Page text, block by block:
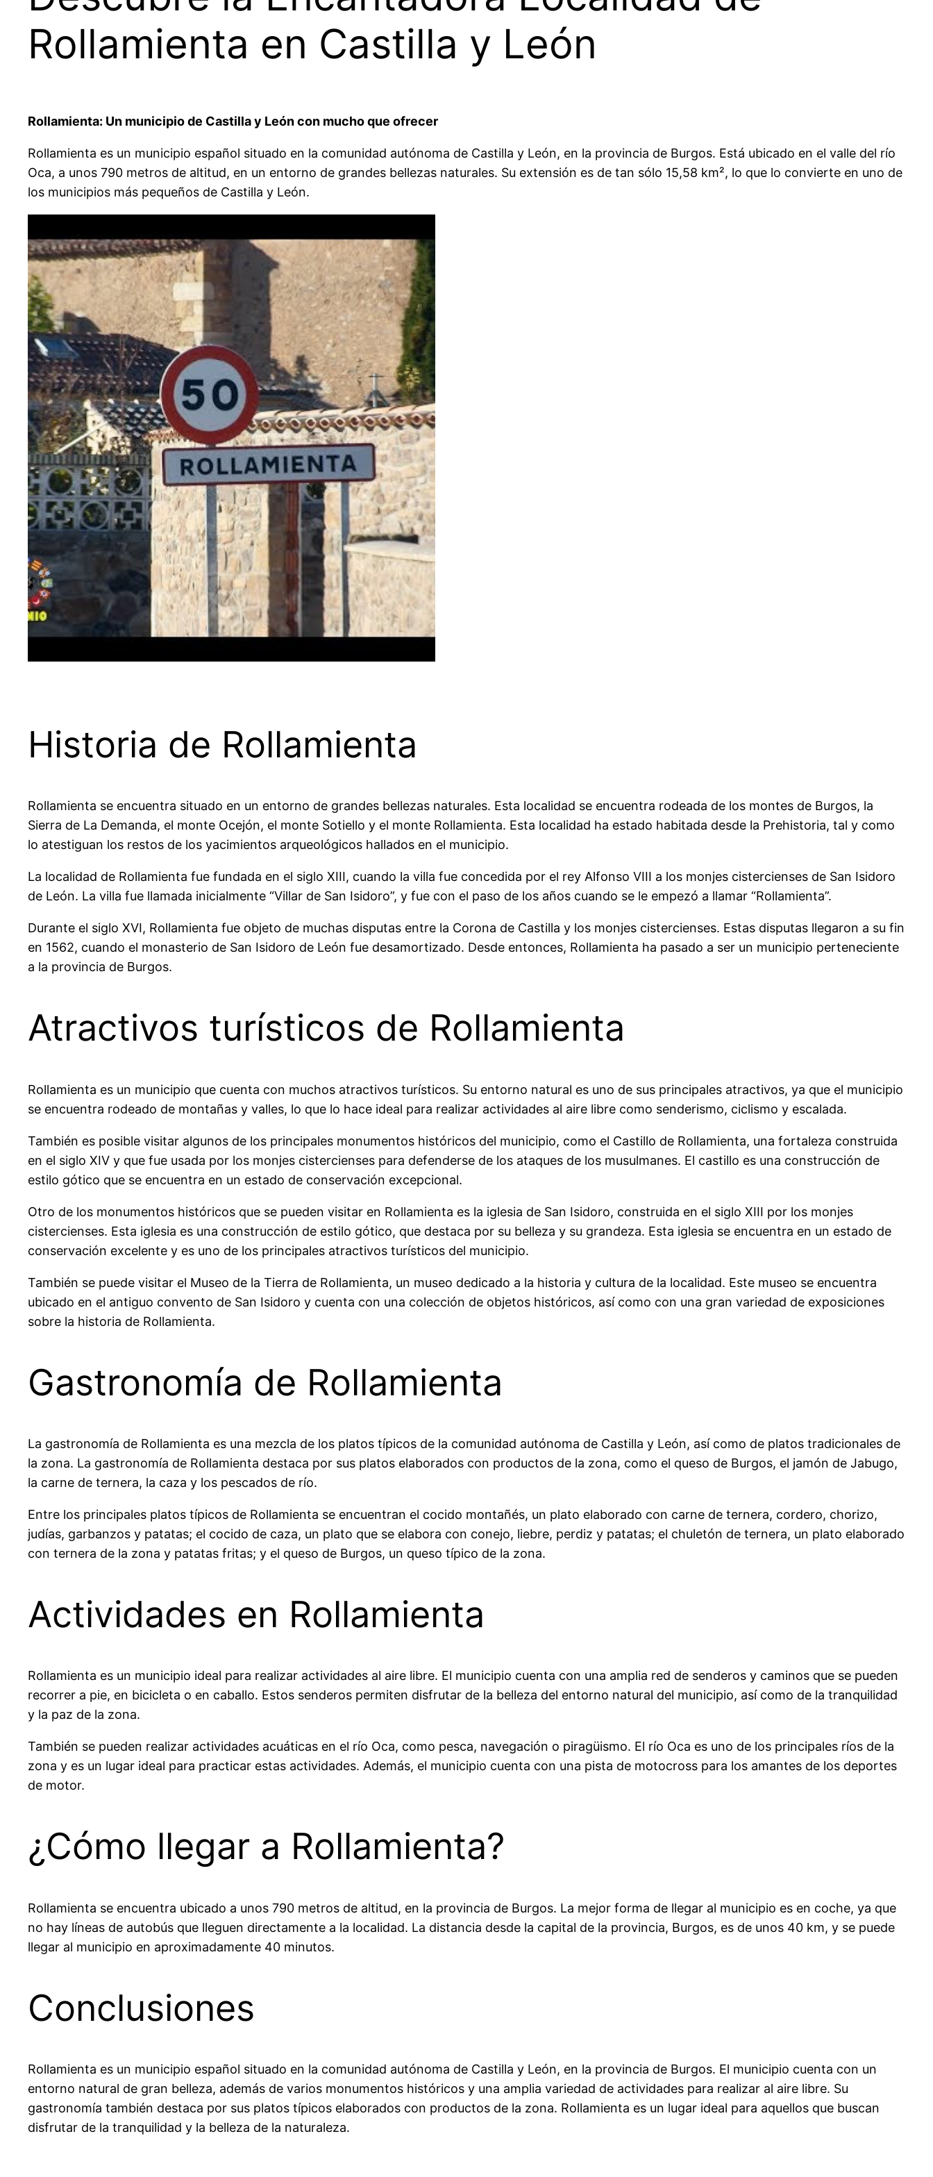
Rollamienta en Castilla y León
Rollamienta: Un municipio de Castilla y León con mucho que ofrecer
Rollamienta es un municipio español situado en la comunidad autónoma de Castilla y León, en la provincia de Burgos. Está ubicado en el valle del río
Oca, a unos 790 metros de altitud, en un entorno de grandes bellezas naturales. Su extensión es de tan sólo 15,58 km², lo que lo convierte en uno de
los municipios más pequeños de Castilla y León.
Historia de Rollamienta
Rollamienta se encuentra situado en un entorno de grandes bellezas naturales. Esta localidad se encuentra rodeada de los montes de Burgos, la
Sierra de La Demanda, el monte Ocejón, el monte Sotiello y el monte Rollamienta. Esta localidad ha estado habitada desde la Prehistoria, tal y como
lo atestiguan los restos de los yacimientos arqueológicos hallados en el municipio.
La localidad de Rollamienta fue fundada en el siglo XIII, cuando la villa fue concedida por el rey Alfonso VIII a los monjes cistercienses de San Isidoro
de León. La villa fue llamada inicialmente “Villar de San Isidoro”, y fue con el paso de los años cuando se le empezó a llamar “Rollamienta”.
Durante el siglo XVI, Rollamienta fue objeto de muchas disputas entre la Corona de Castilla y los monjes cistercienses. Estas disputas llegaron a su fin
en 1562, cuando el monasterio de San Isidoro de León fue desamortizado. Desde entonces, Rollamienta ha pasado a ser un municipio perteneciente
a la provincia de Burgos.
Atractivos turísticos de Rollamienta
Rollamienta es un municipio que cuenta con muchos atractivos turísticos. Su entorno natural es uno de sus principales atractivos, ya que el municipio
se encuentra rodeado de montañas y valles, lo que lo hace ideal para realizar actividades al aire libre como senderismo, ciclismo y escalada.
También es posible visitar algunos de los principales monumentos históricos del municipio, como el Castillo de Rollamienta, una fortaleza construida
en el siglo XIV y que fue usada por los monjes cistercienses para defenderse de los ataques de los musulmanes. El castillo es una construcción de
estilo gótico que se encuentra en un estado de conservación excepcional.
Otro de los monumentos históricos que se pueden visitar en Rollamienta es la iglesia de San Isidoro, construida en el siglo XIII por los monjes
cistercienses. Esta iglesia es una construcción de estilo gótico, que destaca por su belleza y su grandeza. Esta iglesia se encuentra en un estado de
conservación excelente y es uno de los principales atractivos turísticos del municipio.
También se puede visitar el Museo de la Tierra de Rollamienta, un museo dedicado a la historia y cultura de la localidad. Este museo se encuentra
ubicado en el antiguo convento de San Isidoro y cuenta con una colección de objetos históricos, así como con una gran variedad de exposiciones
sobre la historia de Rollamienta.
Gastronomía de Rollamienta
La gastronomía de Rollamienta es una mezcla de los platos típicos de la comunidad autónoma de Castilla y León, así como de platos tradicionales de
la zona. La gastronomía de Rollamienta destaca por sus platos elaborados con productos de la zona, como el queso de Burgos, el jamón de Jabugo,
la carne de ternera, la caza y los pescados de río.
Entre los principales platos típicos de Rollamienta se encuentran el cocido montañés, un plato elaborado con carne de ternera, cordero, chorizo,
judías, garbanzos y patatas; el cocido de caza, un plato que se elabora con conejo, liebre, perdiz y patatas; el chuletón de ternera, un plato elaborado
con ternera de la zona y patatas fritas; y el queso de Burgos, un queso típico de la zona.
Actividades en Rollamienta
Rollamienta es un municipio ideal para realizar actividades al aire libre. El municipio cuenta con una amplia red de senderos y caminos que se pueden
recorrer a pie, en bicicleta o en caballo. Estos senderos permiten disfrutar de la belleza del entorno natural del municipio, así como de la tranquilidad
y la paz de la zona.
También se pueden realizar actividades acuáticas en el río Oca, como pesca, navegación o piragüismo. El río Oca es uno de los principales ríos de la
zona y es un lugar ideal para practicar estas actividades. Además, el municipio cuenta con una pista de motocross para los amantes de los deportes
de motor.
¿Cómo llegar a Rollamienta?
Rollamienta se encuentra ubicado a unos 790 metros de altitud, en la provincia de Burgos. La mejor forma de llegar al municipio es en coche, ya que
no hay líneas de autobús que lleguen directamente a la localidad. La distancia desde la capital de la provincia, Burgos, es de unos 40 km, y se puede
llegar al municipio en aproximadamente 40 minutos.
Conclusiones
Rollamienta es un municipio español situado en la comunidad autónoma de Castilla y León, en la provincia de Burgos. El municipio cuenta con un
entorno natural de gran belleza, además de varios monumentos históricos y una amplia variedad de actividades para realizar al aire libre. Su
gastronomía también destaca por sus platos típicos elaborados con productos de la zona. Rollamienta es un lugar ideal para aquellos que buscan
disfrutar de la tranquilidad y la belleza de la naturaleza.